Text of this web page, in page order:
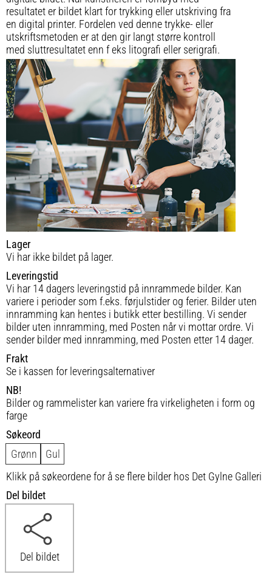
resultatet er bildet klart for trykking eller utskriving fra
en digital printer. Fordelen ved denne trykke- eller
utskriftsmetoden er at den gir langt større kontroll
med sluttresultatet enn f eks litografi eller serigrafi.
Lager
Vi har ikke bildet på lager.
Leveringstid
Vi har 14 dagers leveringstid på innrammede bilder. Kan
variere i perioder som f.eks. førjulstider og ferier. Bilder uten
innramming kan hentes i butikk etter bestilling. Vi sender
bilder uten innramming, med Posten når vi mottar ordre. Vi
sender bilder med innramming, med Posten etter 14 dager.
Frakt
Se i kassen for leveringsalternativer
NB!
Bilder og rammelister kan variere fra virkeligheten i form og
farge
Søkeord
Grønn
Gul
Klikk på søkeordene for å se flere bilder hos Det Gylne Galleri
Del bildet
Del bildet